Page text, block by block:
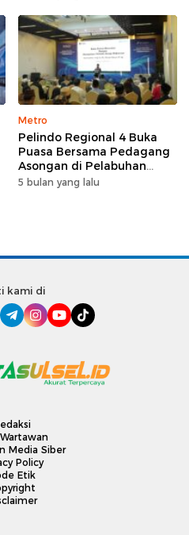
Metro
Pelindo Regional 4 Buka
Puasa Bersama Pedagang
Asongan di Pelabuhan
Makassar, Perkuat
5 bulan yang lalu
kami di
Media Siber
Policy
Etik